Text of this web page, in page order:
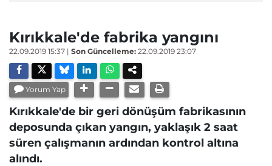
Kırıkkale'de fabrika yangını
22.09.2019 15:37 | Son Güncelleme: 22.09.2019 23:07
Yorum Yap
Kırıkkale'de bir geri dönüşüm fabrikasının
deposunda çıkan yangın, yaklaşık 2 saat
süren çalışmanın ardından kontrol altına
alındı.